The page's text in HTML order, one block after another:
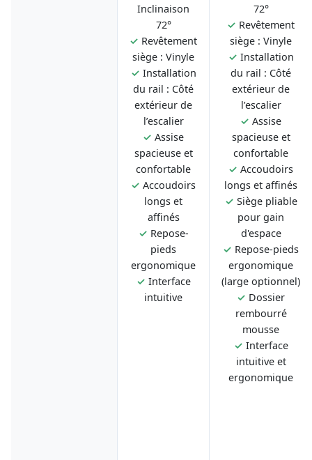
Inclinaison
72°
✓ Revêtement
siège : Vinyle
✓ Installation
du rail : Côté
extérieur de
l’escalier
✓ Assise
spacieuse et
confortable
✓ Accoudoirs
longs et
affinés
✓ Repose-
pieds
ergonomique
✓ Interface
intuitive
72°
✓ Revêtement
siège : Vinyle
✓ Installation
du rail : Côté
extérieur de
l’escalier
✓ Assise
spacieuse et
confortable
✓ Accoudoirs
longs et affinés
✓ Siège pliable
pour gain
d'espace
✓ Repose-pieds
ergonomique
(large optionnel)
✓ Dossier
rembourré
mousse
✓ Interface
intuitive et
ergonomique